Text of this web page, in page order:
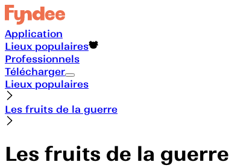
Application
Lieux populaires
Professionnels
Télécharger
Lieux populaires
Les fruits de la guerre
Les fruits de la guerre